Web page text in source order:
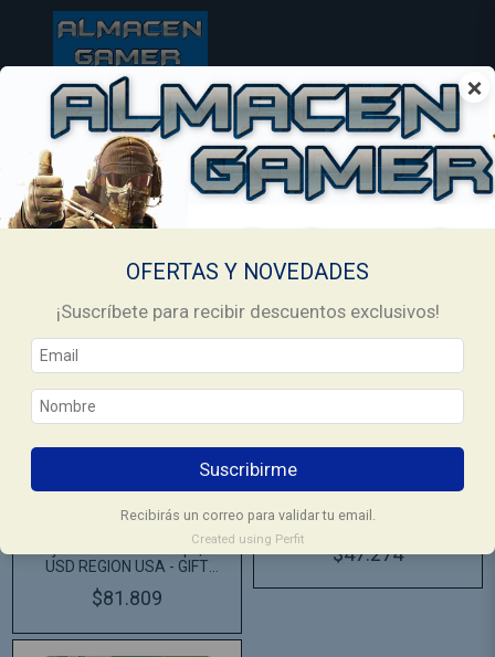
×
OFERTAS Y NOVEDADES
¡Suscríbete para recibir descuentos exclusivos!
Suscribirme
Recibirás un correo para validar tu email.
Created using Perfit
Productos / Nintendo eShop Cards
Nintendo eShop Cards Filtrar
Tarjeta Nintendo Eshop $ 35
USD REGION USA - GIFT
$81.809
USD REGION USA - GIFT
$47.274